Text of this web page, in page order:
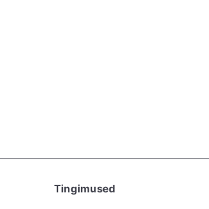
Tingimused